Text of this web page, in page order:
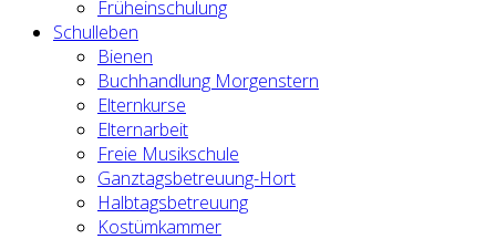
Früheinschulung
Schulleben
Bienen
Buchhandlung Morgenstern
Elternkurse
Elternarbeit
Freie Musikschule
Ganztagsbetreuung-Hort
Halbtagsbetreuung
Kostümkammer